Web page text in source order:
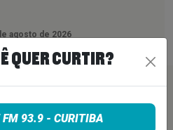
agosto de 2026
QUER CURTIR?
FM 93.9 - CURITIBA